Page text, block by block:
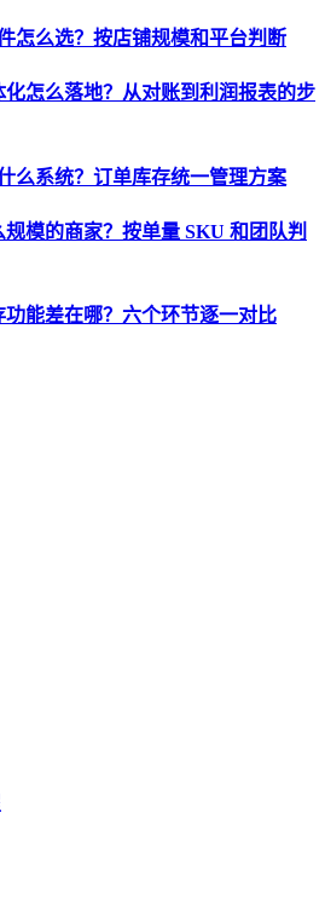
怎么选？按店铺规模和平台判断
化怎么落地？从对账到利润报表的步
么系统？订单库存统一管理方案
模的商家？按单量 SKU 和团队判
功能差在哪？六个环节逐一对比